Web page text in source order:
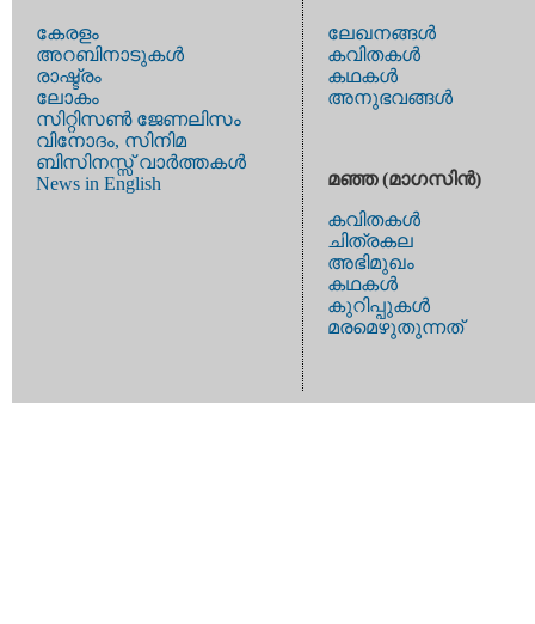
കേരളം
അറബിനാടുകള്‍
രാഷ്ട്രം
ലോകം
സിറ്റിസണ്‍ ജേണലിസം
വിനോദം, സിനിമ
ബിസിനസ്സ് വാര്‍ത്തകള്‍
News in English
ലേഖനങ്ങള്‍
കവിതകള്‍
കഥകള്‍
അനുഭവങ്ങള്‍
മഞ്ഞ (മാഗസിന്‍)
കവിതകള്‍
ചിത്രകല
അഭിമുഖം
കഥകള്‍
കുറിപ്പുകള്‍
മരമെഴുതുന്നത്